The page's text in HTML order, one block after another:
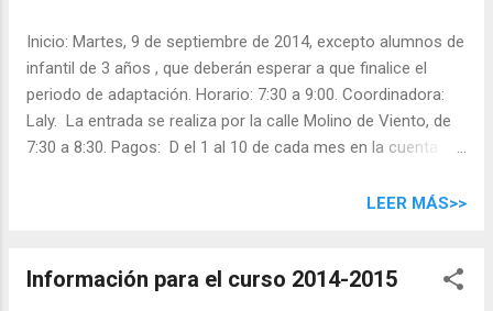
Inicio: Martes, 9 de septiembre de 2014, excepto alumnos de
infantil de 3 años , que deberán esperar a que finalice el
periodo de adaptación. Horario: 7:30 a 9:00. Coordinadora:
Laly. La entrada se realiza por la calle Molino de Viento, de
7:30 a 8:30. Pagos: D el 1 al 10 de cada mes en la cuenta del
amplía el plazo de pago hasta el viernes. No disponemos de
automática, o pagar por adelantado varios meses y así
LEER MÁS>>
Información para el curso 2014-2015